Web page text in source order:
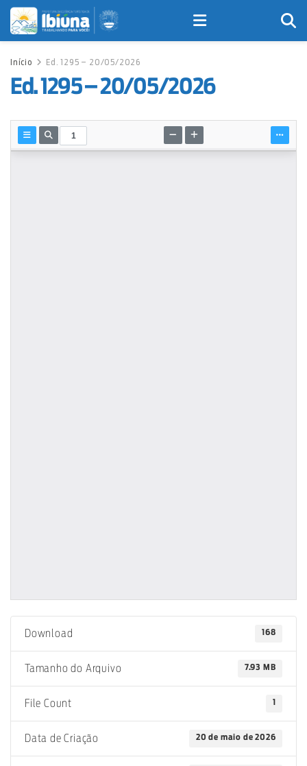
Início Ed. 1295 – 20/05/2026
Ed. 1295 – 20/05/2026
Download 168
Tamanho do Arquivo 7.93 MB
File Count 1
Data de Criação 20 de maio de 2026